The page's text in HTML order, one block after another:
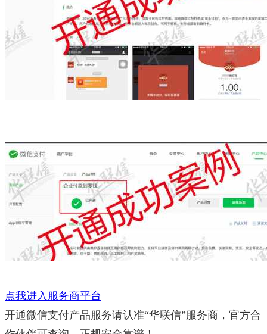
点我进入服务商平台
开通微信支付产品服务请认准“华联信”服务商，官方合